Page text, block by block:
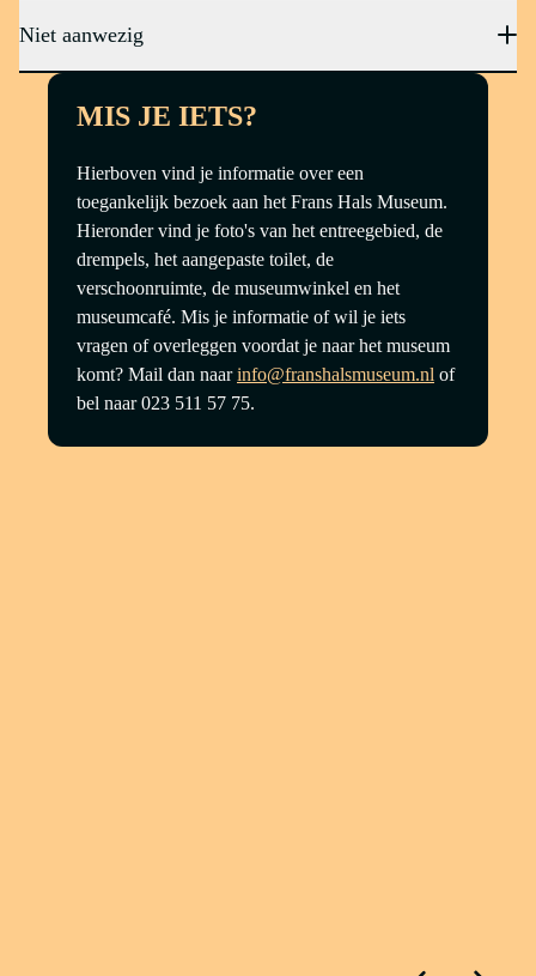
Niet aanwezig
MIS JE IETS?
Hierboven vind je informatie over een
toegankelijk bezoek aan het Frans Hals Museum.
Hieronder vind je foto's van het entreegebied, de
drempels, het aangepaste toilet, de
verschoonruimte, de museumwinkel en het
museumcafé. Mis je informatie of wil je iets
vragen of overleggen voordat je naar het museum
komt? Mail dan naarinfo@franshalsmuseum.nl of
bel naar 023 511 57 75.